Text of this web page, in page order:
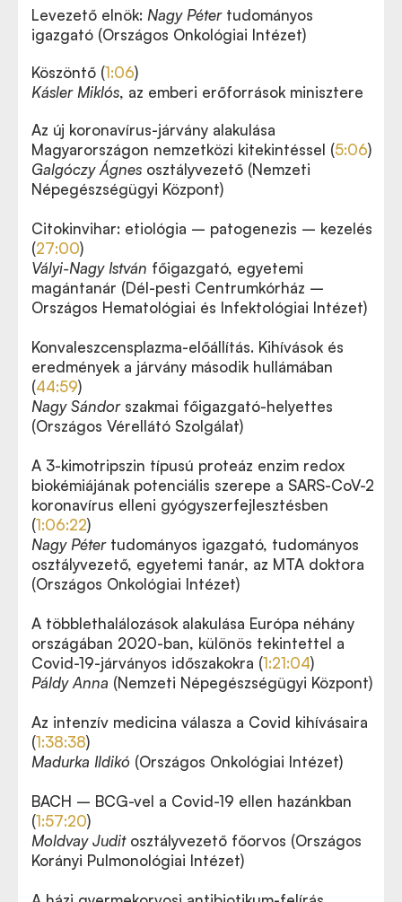
Levezető elnök: Nagy Pétertudományos
igazgató (Országos Onkológiai Intézet)
Köszöntő (1:06)
Kásler Miklós, az emberi erőforrások minisztere
Az új koronavírus-járvány alakulása
Magyarországon nemzetközi kitekintéssel (5:06)
Galgóczy Ágnes osztályvezető (Nemzeti
Népegészségügyi Központ)
Citokinvihar: etiológia – patogenezis – kezelés
(27:00)
Vályi-Nagy István főigazgató, egyetemi
magántanár (Dél-pesti Centrumkórház –
Országos Hematológiai és Infektológiai Intézet)
Konvaleszcensplazma-előállítás. Kihívások és
eredmények a járvány második hullámában
(44:59)
Nagy Sándorszakmai főigazgató-helyettes
(Országos Vérellátó Szolgálat)
A 3-kimotripszin típusú proteáz enzim redox
biokémiájának potenciális szerepe a SARS-CoV-2
koronavírus elleni gyógyszerfejlesztésben
(1:06:22)
Nagy Pétertudományos igazgató, tudományos
osztályvezető, egyetemi tanár, az MTA doktora
(Országos Onkológiai Intézet)
A többlethalálozások alakulása Európa néhány
országában 2020-ban, különös tekintettel a
Covid-19-járványos időszakokra (1:21:04)
Páldy Anna (Nemzeti Népegészségügyi Központ)
Az intenzív medicina válasza a Covid kihívásaira
(1:38:38)
Madurka Ildikó (Országos Onkológiai Intézet)
BACH – BCG-vel a Covid-19 ellen hazánkban
(1:57:20)
Moldvay Juditosztályvezető főorvos (Országos
Korányi Pulmonológiai Intézet)